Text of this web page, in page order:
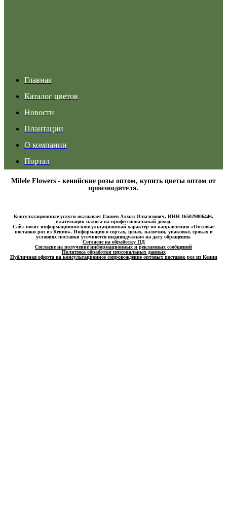
Главная
Каталог цветов
Новости
Плантации
О компании
Портал
Milele Flowers - кенийские розы оптом, купить цветы оптом от
производителя.
Консультационные услуги оказывает Ганиев Алмаз Ильгизович, ИНН 165029006446,
плательщик налога на профессиональный доход.
Сайт носит информационно-консультационный характер по направлению «Оптовые
поставки роз из Кении». Информация о сортах, ценах, наличии, упаковке, сроках и
условиях поставки уточняется индивидуально на дату обращения.
Согласие на обработку ПД
Согласие на получение информационных и рекламных сообщений
Политика обработки персональных данных
Публичная оферта на консультационное сопровождение оптовых поставок роз из Кении